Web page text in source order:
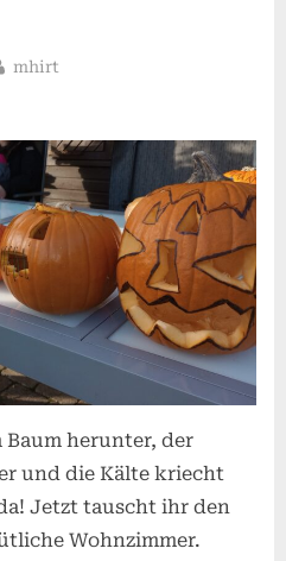
By
mhirt
herunter, der
und die Kälte kriecht
Jetzt tauscht ihr den
Wohnzimmer.